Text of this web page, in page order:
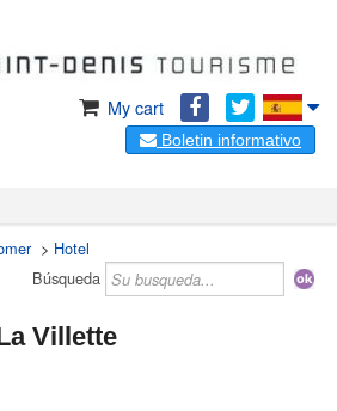
My cart
Boletin informativo
> Hotel
Búsqueda
Villette